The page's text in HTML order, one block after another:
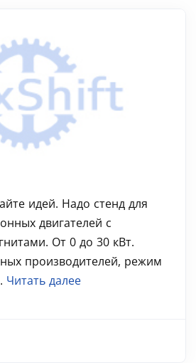
идей. Надо стенд для
двигателей с
От 0 до 30 кВт.
производителей, режим
Читать далее